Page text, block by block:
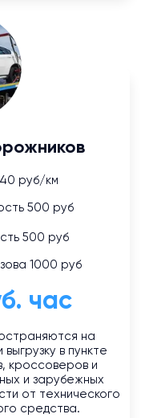
руб/км
500 руб
500 руб
1000 руб
час
на
в пункте
кроссоверов и
и зарубежных
от технического
средства.